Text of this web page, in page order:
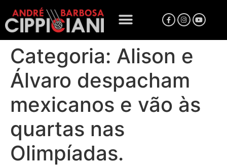
Categoria: Alison e
Álvaro despacham
mexicanos e vão às
quartas nas
Olimpíadas.